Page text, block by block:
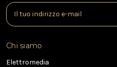
I
n
r
i
Chi siamo
Elettromedia